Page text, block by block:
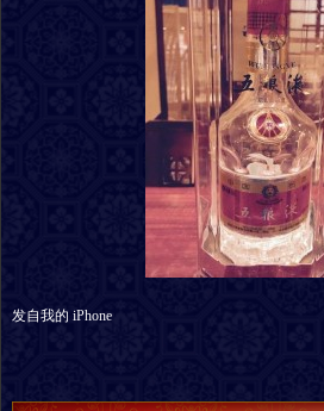
发自我的 iPhone